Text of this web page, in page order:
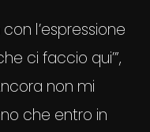
l’espressione
ci faccio qui’”,
non mi
che entro in